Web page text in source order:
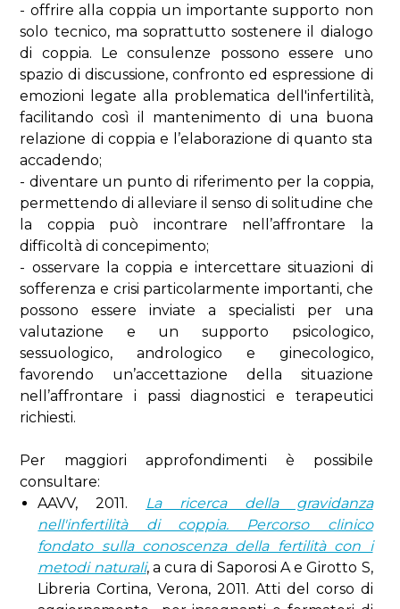
- offrire alla coppia un importante supporto non
solo tecnico, ma soprattutto sostenere il dialogo
di coppia. Le consulenze possono essere uno
spazio di discussione, confronto ed espressione di
emozioni legate alla problematica dell'infertilità,
facilitando così il mantenimento di una buona
relazione di coppia e l’elaborazione di quanto sta
accadendo;
- diventare un punto di riferimento per la coppia,
permettendo di alleviare il senso di solitudine che
la coppia può incontrare nell’affrontare la
difficoltà di concepimento;
- osservare la coppia e intercettare situazioni di
sofferenza e crisi particolarmente importanti, che
possono essere inviate a specialisti per una
valutazione e un supporto psicologico,
sessuologico, andrologico e ginecologico,
favorendo un’accettazione della situazione
nell’affrontare i passi diagnostici e terapeutici
richiesti.
Per maggiori approfondimenti è possibile
consultare:
AAVV, 2011.
La ricerca della gravidanza
nell'infertilità di coppia. Percorso clinico
fondato sulla conoscenza della fertilità con i
metodi naturali, a cura di Saporosi A e Girotto S,
Libreria Cortina, Verona, 2011. Atti del corso di